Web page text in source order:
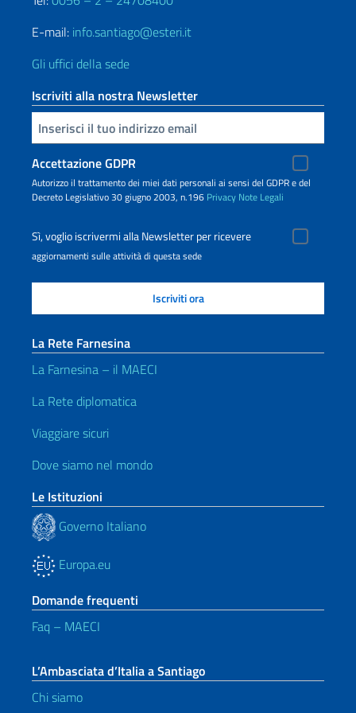
E-mail: info.santiago@esteri.it
Gli uffici della sede
Iscriviti alla nostra Newsletter
Inserisci la tua email
Accettazione GDPR
Autorizzo il trattamento dei miei dati personali ai sensi del GDPR e del
Decreto Legislativo 30 giugno 2003, n.196 Privacy Note Legali
Sì, voglio iscrivermi alla Newsletter per ricevere
aggiornamenti sulle attività di questa sede
La Rete Farnesina
La Farnesina – il MAECI
La Rete diplomatica
Viaggiare sicuri
Dove siamo nel mondo
Le Istituzioni
Governo Italiano
Europa.eu
Domande frequenti
Faq – MAECI
L’Ambasciata d’Italia a Santiago
Chi siamo